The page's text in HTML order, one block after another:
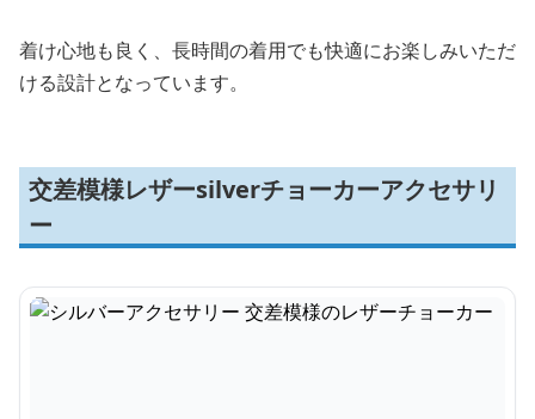
着け心地も良く、長時間の着用でも快適にお楽しみいただ
ける設計となっています。
交差模様レザーsilverチョーカーアクセサリ
ー